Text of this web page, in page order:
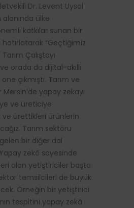
Dr. Levent Uysal
alanında ülke
katkılar sunan bir
“Geçtiğimiz
Çalıştayı
orada da dijital-akıllı
öne çıkmıştı. Tarım ve
Mersin’de yapay zekayı
ve üreticiye
ürettikleri ürünlerin
Tarım sektörü
bir diğer dal
Yapay zekâ sayesinde
olan yetiştiriciler başta
temsilcileri de büyük
Örneğin bir yetiştirici
tespitini yapay zekâ